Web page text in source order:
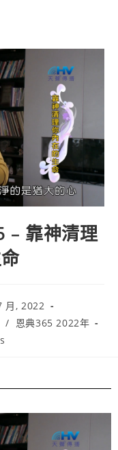
– 靠神清理
月, 2022
/
恩典365 2022年